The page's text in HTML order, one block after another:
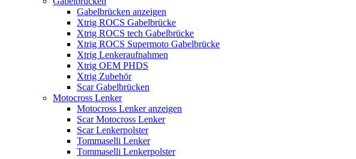
Gabelbrücken anzeigen
Xtrig ROCS Gabelbrücke
Xtrig ROCS tech Gabelbrücke
Xtrig ROCS Supermoto Gabelbrücke
Xtrig Lenkeraufnahmen
Xtrig OEM PHDS
Xtrig Zubehör
Scar Gabelbrücken
Motocross Lenker
Motocross Lenker anzeigen
Scar Motocross Lenker
Scar Lenkerpolster
Tommaselli Lenker
Tommaselli Lenkerpolster